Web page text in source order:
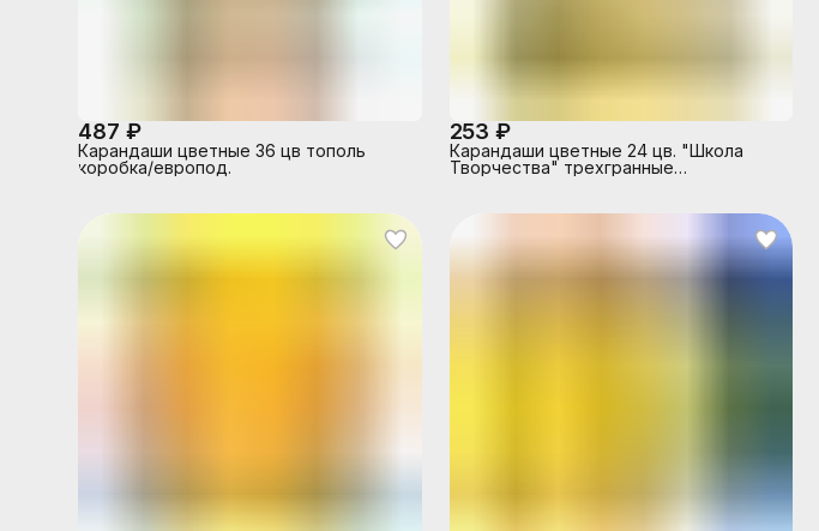
487 ₽
Карандаши цветные 36 цв тополь
коробка/европод.
253 ₽
Карандаши цветные 24 цв. "Школа
Творчества" трехгранные